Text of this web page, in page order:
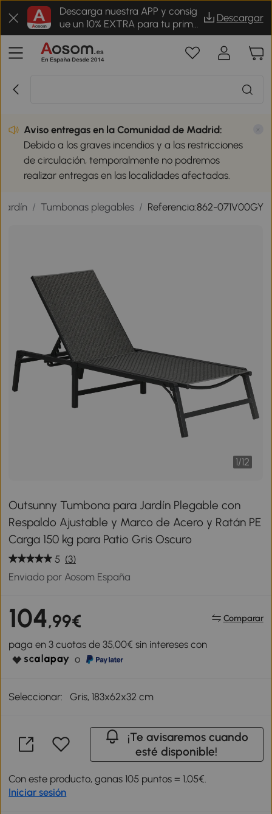
Descarga nuestra APP y consig
ue un 10% EXTRA para tu prime
r pedido
Descargar
Aviso entregas en la Comunidad de Madrid:
Debido a los graves incendios y a las restricciones
de circulación, temporalmente no podremos
realizar entregas en las localidades afectadas.
jardín / Tumbonas plegables / Referencia:862-071V00GY
1/12
Outsunny Tumbona para Jardín Plegable con
Respaldo Ajustable y Marco de Acero y Ratán PE
Carga 150 kg para Patio Gris Oscuro
5 (3)
Enviado por Aosom España
104,99€ Comparar
paga en 3 cuotas de 35,00€ sin intereses con
o
Seleccionar: Gris, 183x62x32 cm
¡Te avisaremos cuando
esté disponible!
Con este producto, ganas 105 puntos = 1,05€.
Iniciar sesión